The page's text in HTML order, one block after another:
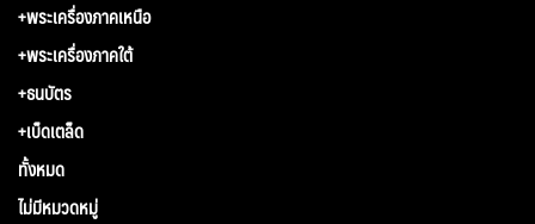
+พระเครื่องภาคเหนือ
+พระเครื่องภาคใต้
+ธนบัตร
+เบ็ดเตล็ด
ทั้งหมด
ไม่มีหมวดหมู่